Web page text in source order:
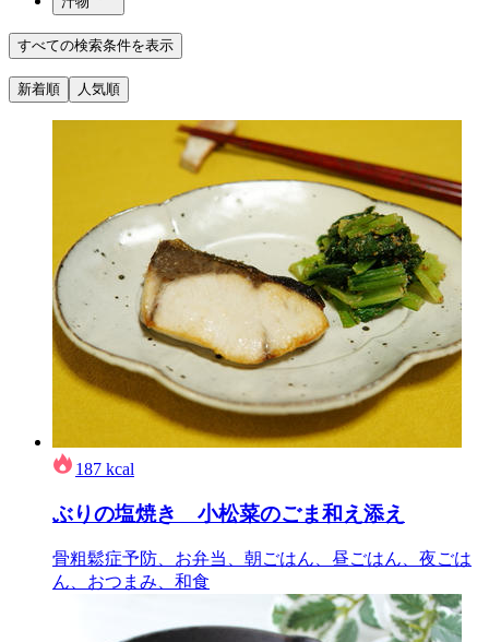
すべての検索条件を表示
新着順 人気順
187 kcal
ぶりの塩焼き 小松菜のごま和え添え
骨粗鬆症予防、お弁当、朝ごはん、昼ごはん、夜ごは
ん、おつまみ、和食